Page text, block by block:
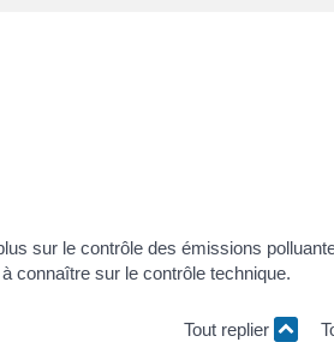
sur le contrôle des émissions
connaître sur le contrôle technique.
Tout replier